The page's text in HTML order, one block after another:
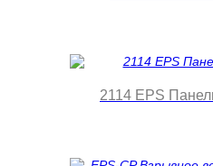
2114 EPS